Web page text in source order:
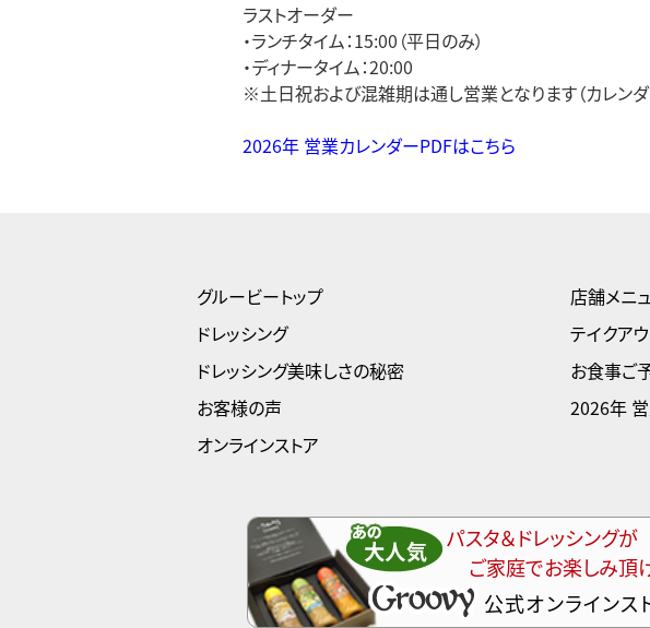
ラストオーダー
・ランチタイム：15:00（平日のみ）
・ディナータイム：20:00
※土日祝および混雑期は通し営業となります（カレンダ
2026年 営業カレンダーPDFはこちら
グルービートップ
ドレッシング
ドレッシング美味しさの秘密
お客様の声
オンラインストア
店舗メニ
テイクア
お食事ご
2026年
パスタ＆ドレッシングが
ご家庭でお楽しみ頂
公式オンラインス